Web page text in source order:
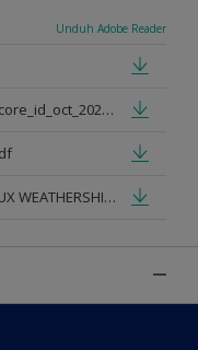
Unduh Adobe Reader
tds_a918_dulux_weathershield_core_id_oct_2021.pdf
Update 01082016_DS_ID_ID_DULUX WEATHERSHIELD PRO PREMIUM EXTERIOR_mod.pdf